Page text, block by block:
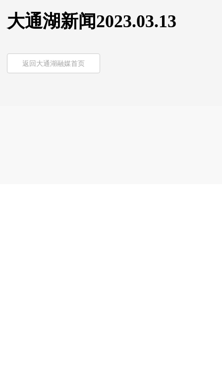
大通湖新闻2023.03.13
返回大通湖融媒首页